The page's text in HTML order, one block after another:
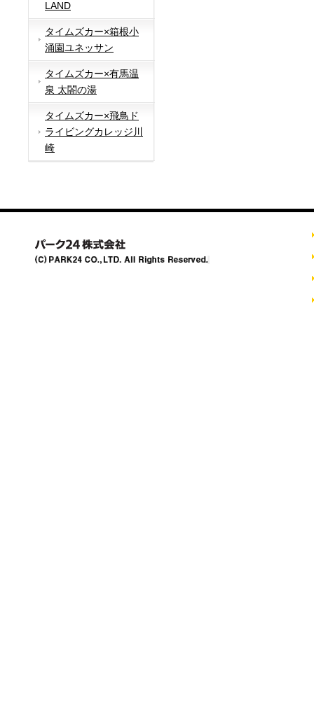
LAND
タイムズカー×箱根小
涌園ユネッサン
タイムズカー×有馬温
泉 太閤の湯
タイムズカー×飛鳥ド
ライビングカレッジ川
崎